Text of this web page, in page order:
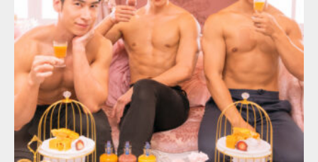
Update: 2024.06.2
Category: 「大人の夜の別腹」とマッチョ オレンジの人 AKIHITO(細
マッチョ)
SOSUKE 外資系筋肉
ダウンロード